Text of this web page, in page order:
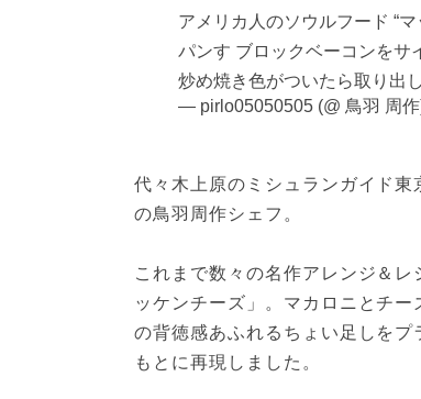
アメリカ人のソウルフード “
パンす ブロックベーコンをサ
炒め焼き色がついたら取り出
— pirlo05050505 (@ 鳥羽 周
代々木上原のミシュランガイド
の鳥羽周作シェフ。
これまで数々の名作アレンジ＆
ッケンチーズ」。マカロニとチ
の背徳感あふれるちょい足しを
もとに再現しました。